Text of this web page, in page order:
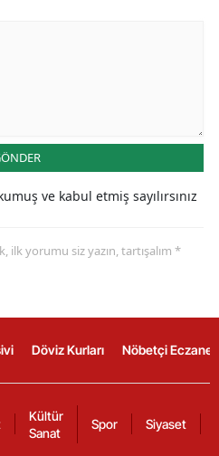
ve kabul etmiş sayılırsınız
yorumu siz yazın, tartışalım *
Döviz Kurları Nöbetçi
Kültür
Sanat
Spor Siyaset